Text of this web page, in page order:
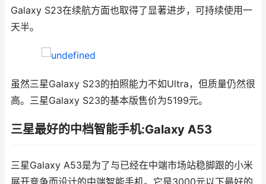
Galaxy S23在续航方面也取得了显著进步，可持续使用一
天半。
虽然三星Galaxy S23的拍照能力不如Ultra，但质量仍然很
高。三星Galaxy S23的基本版售价为5199元。
三星最好的中档智能手机:Galaxy A53
三星Galaxy A53是为了与已经在中端市场站稳脚跟的小米